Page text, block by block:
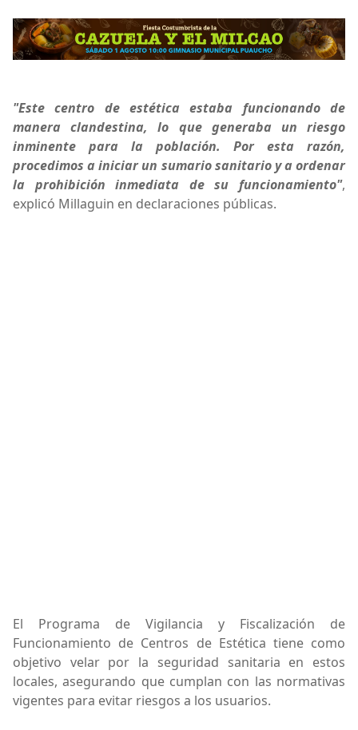
"Este centro de estética estaba funcionando de
manera clandestina, lo que generaba un riesgo
inminente para la población. Por esta razón,
procedimos a iniciar un sumario sanitario y a ordenar
la prohibición inmediata de su funcionamiento",
explicó Millaguin en declaraciones públicas.
El Programa de Vigilancia y Fiscalización de
Funcionamiento de Centros de Estética tiene como
objetivo velar por la seguridad sanitaria en estos
locales, asegurando que cumplan con las normativas
vigentes para evitar riesgos a los usuarios.